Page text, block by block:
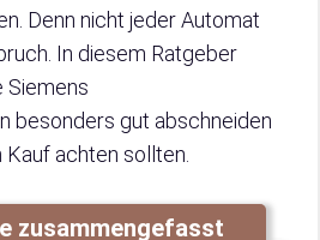
Denn nicht jeder Automat
In diesem Ratgeber
Siemens
besonders gut abschneiden
achten sollten.
zusammengefasst